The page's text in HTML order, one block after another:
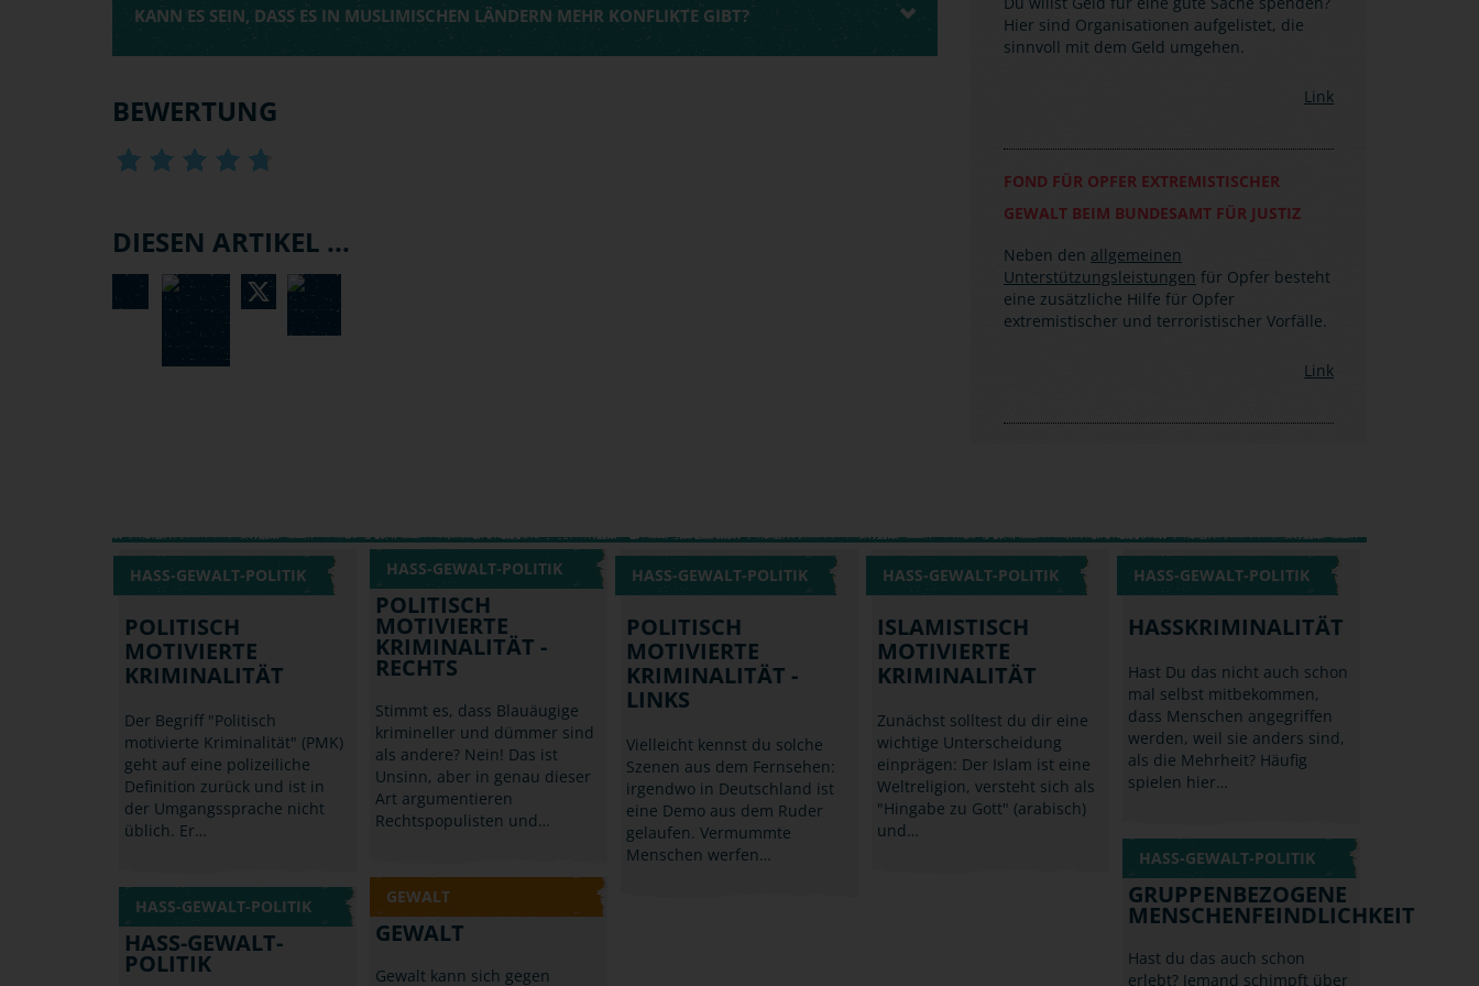
KANN ES SEIN, DASS ES IN MUSLIMISCHEN LÄNDERN MEHR KONFLIKTE GIBT?
BEWERTUNG
DIESEN ARTIKEL ...
Hier sind Organisationen aufgelistet, die
sinnvoll mit dem Geld umgehen.
Link
FOND FÜR OPFER EXTREMISTISCHER
GEWALT BEIM BUNDESAMT FÜR JUSTIZ
Neben den allgemeinen
Unterstützungsleistungen für Opfer besteht
eine zusätzliche Hilfe für Opfer
extremistischer und terroristischer Vorfälle.
Link
HASS-GEWALT-POLITIK
POLITISCH
MOTIVIERTE
KRIMINALITÄT
Der Begriff "Politisch
motivierte Kriminalität" (PMK)
geht auf eine polizeiliche
Definition zurück und ist in
der Umgangssprache nicht
üblich. Er…
HASS-GEWALT-POLITIK
POLITISCH
MOTIVIERTE
KRIMINALITÄT -
RECHTS
Stimmt es, dass Blauäugige
krimineller und dümmer sind
als andere? Nein! Das ist
Unsinn, aber in genau dieser
Art argumentieren
Rechtspopulisten und…
HASS-GEWALT-POLITIK
POLITISCH
MOTIVIERTE
KRIMINALITÄT -
LINKS
Vielleicht kennst du solche
Szenen aus dem Fernsehen:
irgendwo in Deutschland ist
eine Demo aus dem Ruder
gelaufen. Vermummte
Menschen werfen…
HASS-GEWALT-POLITIK
ISLAMISTISCH
MOTIVIERTE
KRIMINALITÄT
Zunächst solltest du dir eine
wichtige Unterscheidung
einprägen: Der Islam ist eine
Weltreligion, versteht sich als
"Hingabe zu Gott" (arabisch)
und…
HASS-GEWALT-POLITIK
HASSKRIMINALITÄT
Hast Du das nicht auch schon
mal selbst mitbekommen,
dass Menschen angegriffen
werden, weil sie anders sind,
als die Mehrheit? Häufig
spielen hier…
HASS-GEWALT-POLITIK
GRUPPENBEZOGENE
MENSCHENFEINDLICHKEIT
Hast du das auch schon
erlebt? Jemand schimpft über
GEWALT
GEWALT
Gewalt kann sich gegen
HASS-GEWALT-POLITIK
HASS-GEWALT-
POLITIK